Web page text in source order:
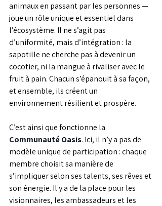
animaux en passant par les personnes —
joue un rôle unique et essentiel dans
l’écosystème. Il ne s’agit pas
d’uniformité, mais d’intégration : la
sapotille ne cherche pas à devenir un
cocotier, ni la mangue à rivaliser avec le
fruit à pain. Chacun s’épanouit à sa façon,
et ensemble, ils créent un
environnement résilient et prospère.
C’est ainsi que fonctionne la
Communauté Oasis. Ici, il n’y a pas de
modèle unique de participation : chaque
membre choisit sa manière de
s’impliquer selon ses talents, ses rêves et
son énergie. Il y a de la place pour les
visionnaires, les ambassadeurs et les